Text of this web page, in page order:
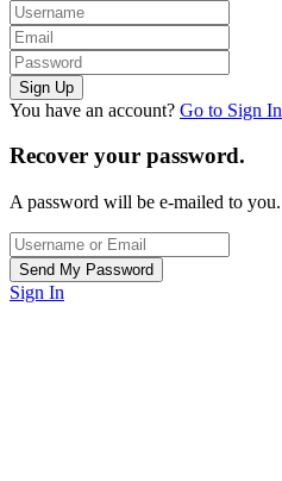
You have an account? Go to Sign In
Recover your password.
A password will be e-mailed to you.
Sign In